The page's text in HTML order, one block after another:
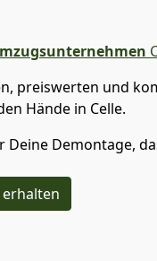
preiswerten und
Hände in Celle.
Demontage,